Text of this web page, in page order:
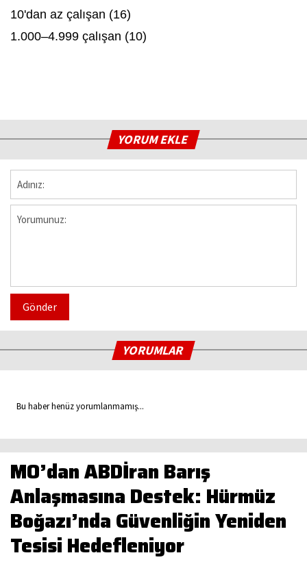
10'dan az çalışan (16)
1.000–4.999 çalışan (10)
YORUM EKLE
Gönder
YORUMLAR
Bu haber henüz yorumlanmamış...
MO’dan ABDİran Barış
Anlaşmasına Destek: Hürmüz
Boğazı’nda Güvenliğin Yeniden
Tesisi Hedefleniyor